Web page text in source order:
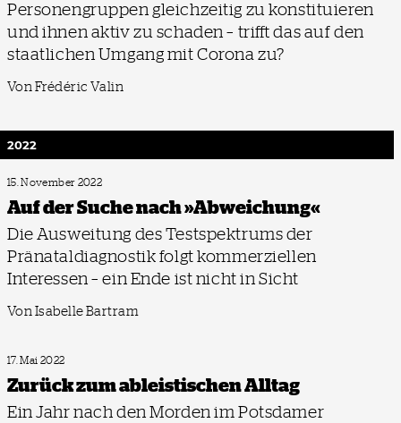
Personengruppen gleichzeitig zu konstituieren
und ihnen aktiv zu schaden – trifft das auf den
staatlichen Umgang mit Corona zu?
Von Frédéric Valin
2022
15. November 2022
Auf der Suche nach »Abweichung«
Die Ausweitung des Testspektrums der
Pränataldiagnostik folgt kommerziellen
Interessen – ein Ende ist nicht in Sicht
Von Isabelle Bartram
17. Mai 2022
Zurück zum ableistischen Alltag
Ein Jahr nach den Morden im Potsdamer